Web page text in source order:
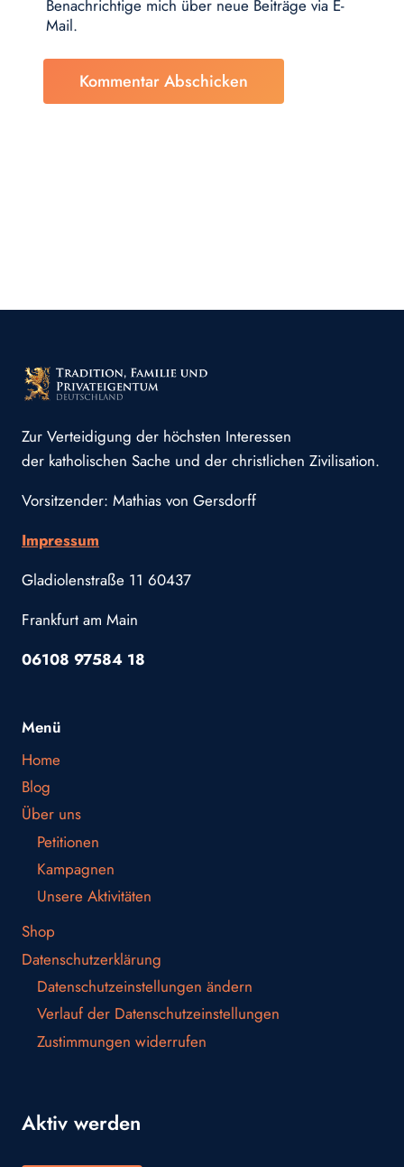
Benachrichtige mich über neue Beiträge via E-
Mail.
Zur Verteidigung der höchsten Interessen
der katholischen Sache und der christlichen Zivilisation.
Vorsitzender: Mathias von Gersdorff
Impressum
Gladiolenstraße 11 60437
Frankfurt am Main
06108 97584 18
Menü
Home
Blog
Über uns
Petitionen
Kampagnen
Unsere Aktivitäten
Shop
Datenschutzerklärung
Datenschutzeinstellungen ändern
Verlauf der Datenschutzeinstellungen
Zustimmungen widerrufen
Aktiv werden